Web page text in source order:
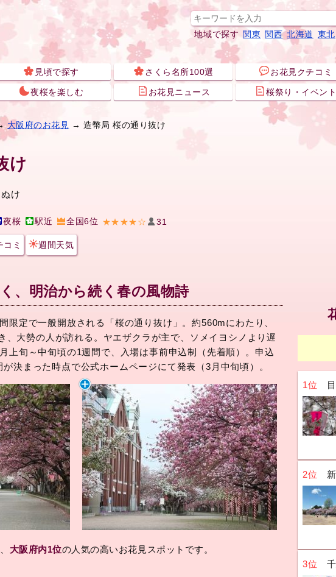
地域で探す 関東 関西 北海道 東北
見頃で探す さくら名所100選 お花見クチコミ
夜桜を楽しむ お花見ニュース 桜祭り・イベント
大阪府のお花見 → 造幣局 桜の通り抜け
け
け
夜桜 駅近 全国6位 ★★★★☆ 31
コミ 週間天気
、明治から続く春の風物詩
限定で一般開放される「桜の通り抜け」。約560mにわたり、
、大勢の人が訪れる。ヤエザクラが主で、ソメイヨシノより遅
上旬～中旬頃の1週間で、入場は事前申込制（先着順）。申込
決まった時点で公式ホームページにて発表（3月中旬頃）。
大阪府内1位の人気の高いお花見スポットです。
1位 目
2位 新
3位 千